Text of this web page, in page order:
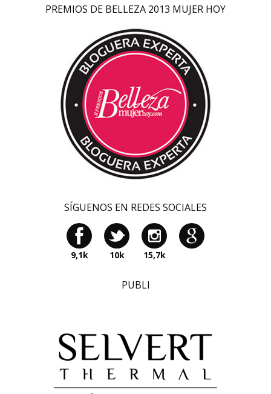
PREMIOS DE BELLEZA 2013 MUJER HOY
SÍGUENOS EN REDES SOCIALES
9,1k 10k 15,7k
PUBLI